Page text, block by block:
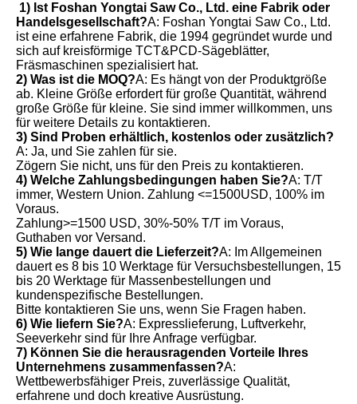
1) Ist Foshan Yongtai Saw Co., Ltd. eine Fabrik oder
Handelsgesellschaft?A: Foshan Yongtai Saw Co., Ltd.
ist eine erfahrene Fabrik, die 1994 gegründet wurde und
sich auf kreisförmige TCT&PCD-Sägeblätter,
Fräsmaschinen spezialisiert hat.
2) Was ist die MOQ?A: Es hängt von der Produktgröße
ab. Kleine Größe erfordert für große Quantität, während
große Größe für kleine. Sie sind immer willkommen, uns
für weitere Details zu kontaktieren.
3) Sind Proben erhältlich, kostenlos oder zusätzlich?
A: Ja, und Sie zahlen für sie.
Zögern Sie nicht, uns für den Preis zu kontaktieren.
4) Welche Zahlungsbedingungen haben Sie?A: T/T
immer, Western Union. Zahlung <=1500USD, 100% im
Voraus.
Zahlung>=1500 USD, 30%-50% T/T im Voraus,
Guthaben vor Versand.
5) Wie lange dauert die Lieferzeit?A: Im Allgemeinen
dauert es 8 bis 10 Werktage für Versuchsbestellungen, 15
bis 20 Werktage für Massenbestellungen und
kundenspezifische Bestellungen.
Bitte kontaktieren Sie uns, wenn Sie Fragen haben.
6) Wie liefern Sie?A: Expresslieferung, Luftverkehr,
Seeverkehr sind für Ihre Anfrage verfügbar.
7) Können Sie die herausragenden Vorteile Ihres
Unternehmens zusammenfassen?A:
Wettbewerbsfähiger Preis, zuverlässige Qualität,
erfahrene und doch kreative Ausrüstung.